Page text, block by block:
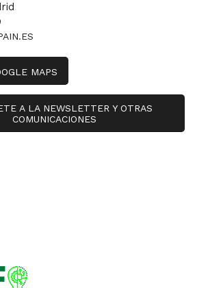
MAPS
A LA NEWSLETTER Y OTRAS
COMUNICACIONES